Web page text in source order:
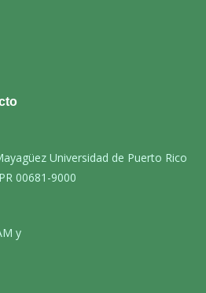
Universidad de Puerto Rico
00681-9000
y